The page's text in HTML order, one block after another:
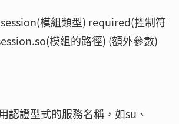
模組類型) required(控制符
模組的路徑) (額外參數)
認證型式的服務名稱，如su、